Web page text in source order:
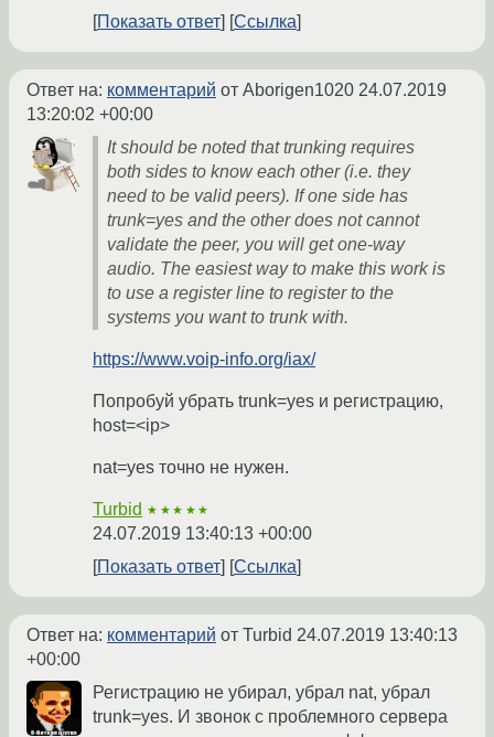
Показать ответ Ссылка
Ответ на: комментарий от Aborigen1020 24.07.2019
13:20:02 +00:00
It should be noted that trunking requires
both sides to know each other (i.e. they
need to be valid peers). If one side has
trunk=yes and the other does not cannot
validate the peer, you will get one-way
audio. The easiest way to make this work is
to use a register line to register to the
systems you want to trunk with.
https://www.voip-info.org/iax/
Попробуй убрать trunk=yes и регистрацию,
host=<ip>
nat=yes точно не нужен.
Turbid ★★★★★
24.07.2019 13:40:13 +00:00
Показать ответ
Ссылка
Ответ на: комментарий от Turbid 24.07.2019 13:40:13
+00:00
Регистрацию не убирал, убрал nat, убрал
trunk=yes. И звонок с проблемного сервера